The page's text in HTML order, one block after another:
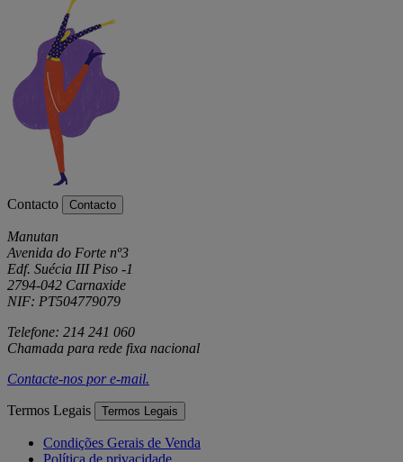
Contacto Contacto
Manutan
Avenida do Forte nº3
Edf. Suécia III Piso -1
2794-042 Carnaxide
NIF: PT504779079
Telefone: 214 241 060
Chamada para rede fixa nacional
Contacte-nos pore-mail.
Termos Legais Termos Legais
Condições Gerais de Venda
Política de privacidade